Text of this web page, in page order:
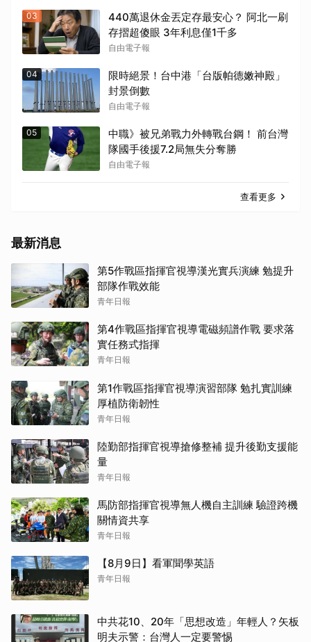
03
440萬退休金丟定存最安心？ 阿北一刷
存摺超傻眼 3年利息僅1千多
自由電子報
04
限時絕景！台中港「台版帕德嫩神殿」
封景倒數
自由電子報
05
中職》被兄弟戰力外轉戰台鋼！ 前台灣
隊國手後援7.2局無失分奪勝
自由電子報
查看更多
最新消息
第5作戰區指揮官視導漢光實兵演練 勉提升
部隊作戰效能
青年日報
第4作戰區指揮官視導電磁頻譜作戰 要求落
實任務式指揮
青年日報
第1作戰區指揮官視導演習部隊 勉扎實訓練
厚植防衛韌性
青年日報
陸勤部指揮官視導搶修整補 提升後勤支援能
量
青年日報
馬防部指揮官視導無人機自主訓練 驗證跨機
關情資共享
青年日報
【8月9日】看軍聞學英語
青年日報
中共花10、20年「思想改造」年輕人？矢板
明夫示警：台灣人一定要警惕